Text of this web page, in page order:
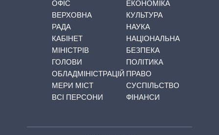
ОФІС
ВЕРХОВНА
РАДА
КАБІНЕТ
МІНІСТРІВ
ГОЛОВИ
ОБЛАДМІНІСТРАЦІЙ
МЕРИ МІСТ
ВСІ ПЕРСОНИ
ЕКОНОМІКА
КУЛЬТУРА
НАУКА
НАЦІОНАЛЬНА
БЕЗПЕКА
ПОЛІТИКА
ПРАВО
СУСПІЛЬСТВО
ФІНАНСИ